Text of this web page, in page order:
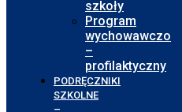
szkoły
Program
wychowawczo
–
profilaktyczny
PODRĘCZNIKI
SZKOLNE
–